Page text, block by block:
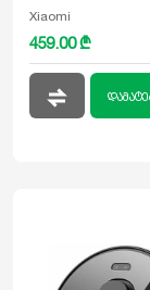
Xiaomi
459.00 ₾